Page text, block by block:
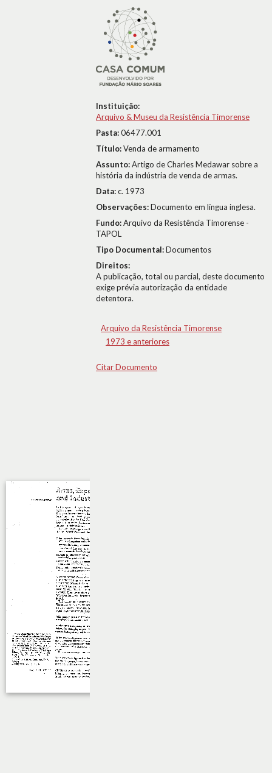
Instituição:
Arquivo & Museu da Resistência Timorense
Pasta:06477.001
Título:Venda de armamento
Assunto:Artigo de Charles Medawar sobre a
história da indústria de venda de armas.
Data:c. 1973
Observações:Documento em língua inglesa.
Fundo:Arquivo da Resistência Timorense -
TAPOL
Tipo Documental:Documentos
Direitos:
A publicação, total ou parcial, deste documento
exige prévia autorização da entidade
detentora.
Arquivo da Resistência Timorense
1973 e anteriores
Citar Documento